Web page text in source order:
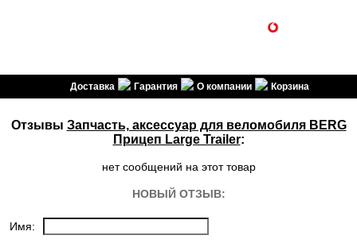
Доставка Гарантия О компании Корзина
Отзывы Запчасть, аксессуар для веломобиля BERG
Прицеп Large Trailer:
нет сообщений на этот товар
НОВЫЙ ОТЗЫВ:
Имя: